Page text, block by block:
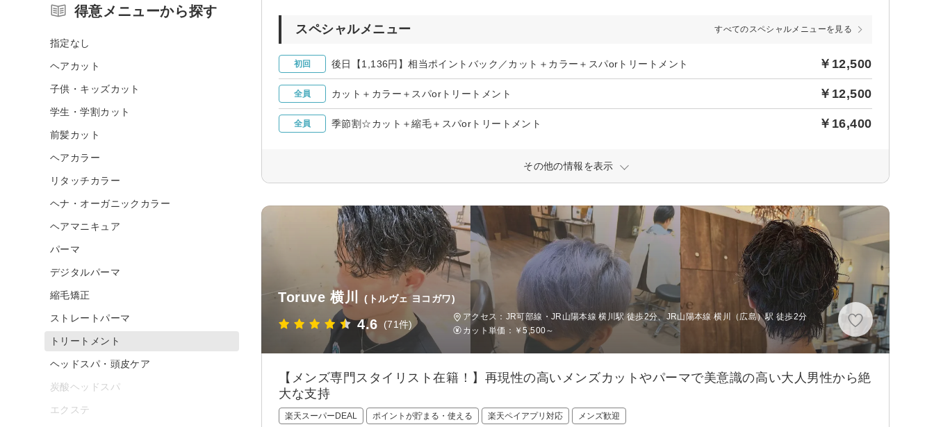
スペシャルメニュー すべてのスペシャルメニューを見る
初回 後日【1,136円】相当ポイントバック／カット＋カラー＋スパorトリートメント ￥12,500
全員 カット＋カラー＋スパorトリートメント ￥12,500
全員 季節割☆カット＋縮毛＋スパorトリートメント ￥16,400
その他の情報を表示
Toruve 横川 (トルヴェ ヨコガワ)
4.6 (71件)
アクセス：JR可部線・JR山陽本線 横川駅 徒歩2分、JR山陽本線 横川（広島）駅 徒歩2分
カット単価： ￥5,500～
【メンズ専門スタイリスト在籍！】再現性の高いメンズカットやパーマで美意識の高い大人男性から絶
大な支持
楽天スーパーDEAL ポイントが貯まる・使える 楽天ペイアプリ対応 メンズ歓迎
得意メニューから探す
指定なし
ヘアカット
子供・キッズカット
学生・学割カット
前髪カット
ヘアカラー
リタッチカラー
ヘナ・オーガニックカラー
ヘアマニキュア
パーマ
デジタルパーマ
縮毛矯正
ストレートパーマ
トリートメント
ヘッドスパ・頭皮ケア
炭酸ヘッドスパ
エクステ